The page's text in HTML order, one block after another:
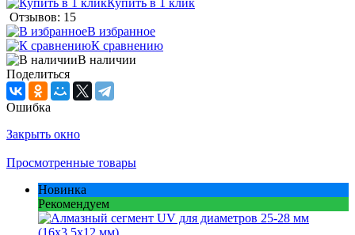
Купить в 1 клик
Отзывов: 15
В избранное
К сравнению
В наличии
Поделиться
Ошибка
Закрыть окно
Просмотренные товары
Новинка
Рекомендуем